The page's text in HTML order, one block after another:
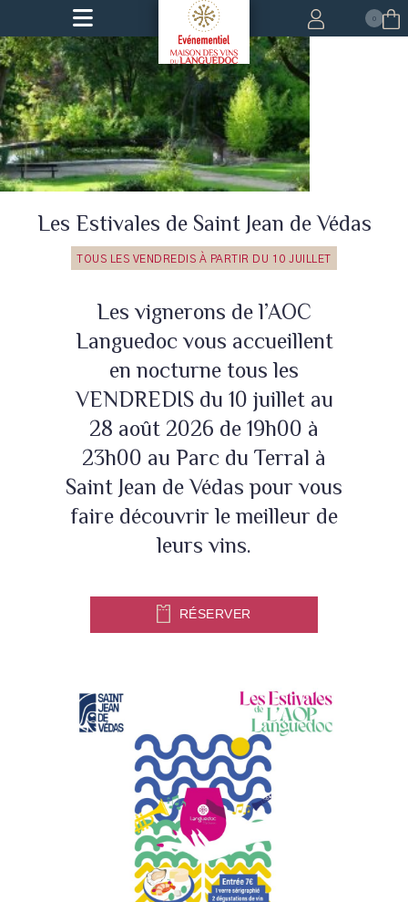
0
Les Estivales de Saint Jean de Védas
TOUS LES VENDREDIS À PARTIR DU 10 JUILLET
Les vignerons de l’AOC
Languedoc vous accueillent
en nocturne tous les
VENDREDIS du 10 juillet au
28 août 2026 de 19h00 à
23h00 au Parc du Terral à
Saint Jean de Védas pour vous
faire découvrir le meilleur de
leurs vins.
RÉSERVER